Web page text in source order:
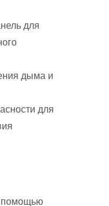
для
дыма и
для
помощью